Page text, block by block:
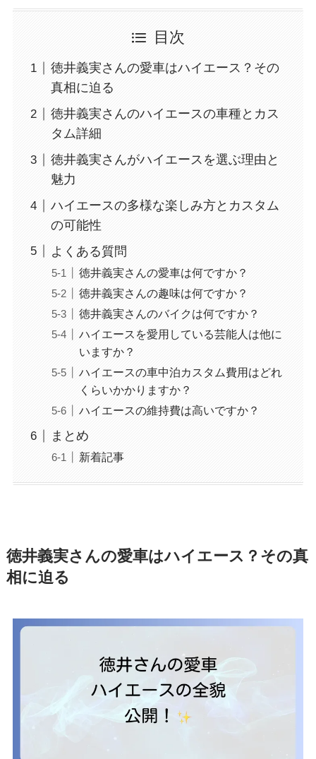
目次
徳井義実さんの愛車はハイエース？その
真相に迫る
徳井義実さんのハイエースの車種とカス
タム詳細
徳井義実さんがハイエースを選ぶ理由と
魅力
ハイエースの多様な楽しみ方とカスタム
の可能性
よくある質問
徳井義実さんの愛車は何ですか？
徳井義実さんの趣味は何ですか？
徳井義実さんのバイクは何ですか？
ハイエースを愛用している芸能人は他に
いますか？
ハイエースの車中泊カスタム費用はどれ
くらいかかりますか？
ハイエースの維持費は高いですか？
まとめ
新着記事
徳井義実さんの愛車はハイエース？その真
相に迫る